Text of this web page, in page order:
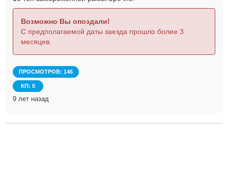
Возможно Вы опоздали!
С предполагаемой даты заезда прошло более 3
месяцев.
ПРОСМОТРОВ: 146
КП: 0
9 лет назад